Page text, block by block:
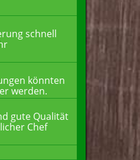
schnell
könnten
werden.
gute Qualität
Chef